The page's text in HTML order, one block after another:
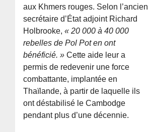
aux Khmers rouges. Selon l’ancien
secrétaire d’État adjoint Richard
Holbrooke, « 20 000 à 40 000
rebelles de Pol Pot en ont
bénéficié. » Cette aide leur a
permis de redevenir une force
combattante, implantée en
Thaïlande, à partir de laquelle ils
ont déstabilisé le Cambodge
pendant plus d’une décennie.